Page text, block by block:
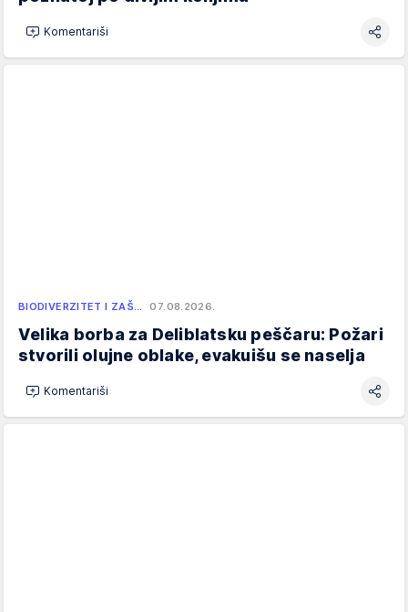
Komentariši
BIODIVERZITET I ZAŠ… 07.08.2026.
Velika borba za Deliblatsku peščaru: Požari
stvorili olujne oblake, evakuišu se naselja
Komentariši